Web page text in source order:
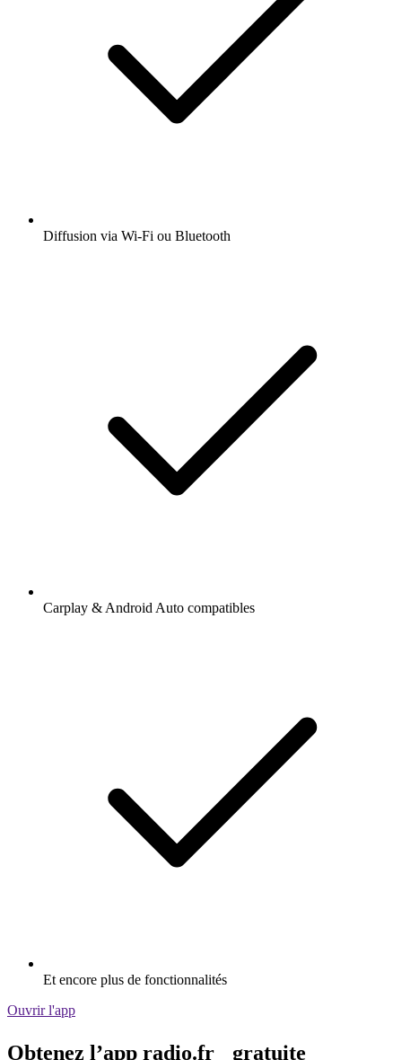
Diffusion via Wi-Fi ou Bluetooth
Carplay & Android Auto compatibles
Et encore plus de fonctionnalités
Ouvrir l'app
Obtenez l’app radio.fr gratuite